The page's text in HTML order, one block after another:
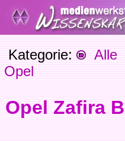
Kategorie: Alle
Opel
Opel Zafira B